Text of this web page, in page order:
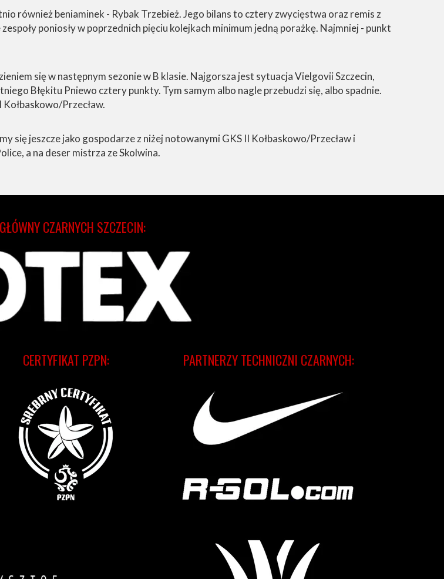
również beniaminek - Rybak Trzebież. Jego bilans to cztery zwycięstwa oraz remis z
poniosły w poprzednich pięciu kolejkach minimum jedną porażkę. Najmniej - punkt
się w następnym sezonie w B klasie. Najgorsza jest sytuacja Vielgovii Szczecin,
Błękitu Pniewo cztery punkty. Tym samym albo nagle przebudzi się, albo spadnie.
Przecław.
się jeszcze jako gospodarze z niżej notowanymi GKS II Kołbaskowo/Przecław i
a na deser mistrza ze Skolwina.
CERTYFIKAT PZPN: PARTNERZY TECHNICZNI CZARNYCH:
CZARNYCH SZCZECIN: